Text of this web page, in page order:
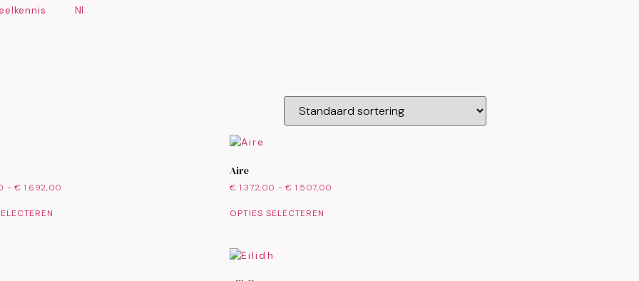
Nl
- € 1.692,00
Aire
€ 1.372,00 - € 1.507,00
OPTIES SELECTEREN